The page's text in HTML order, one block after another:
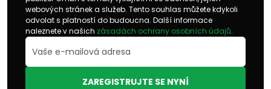
webových stránek a služeb. Tento souhlas můžete kdykoli
odvolat s platností do budoucna. Další informace
naleznete v našich zásadách ochrany osobních údajů.
ZAREGISTRUJTE SE NYNÍ